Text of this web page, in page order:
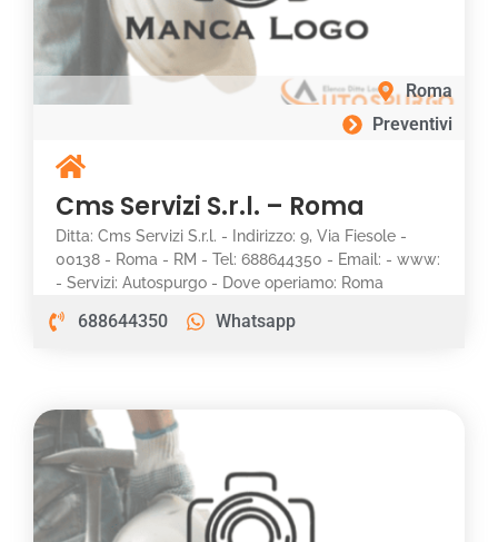
Roma
Preventivi
Cms Servizi S.r.l. – Roma
Ditta: Cms Servizi S.r.l. - Indirizzo: 9, Via Fiesole -
00138 - Roma - RM - Tel: 688644350 - Email: - www:
- Servizi: Autospurgo - Dove operiamo: Roma
688644350 Whatsapp